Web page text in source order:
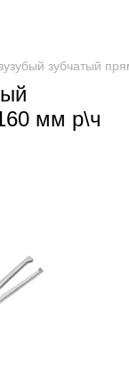
зубчатый
мм р\ч